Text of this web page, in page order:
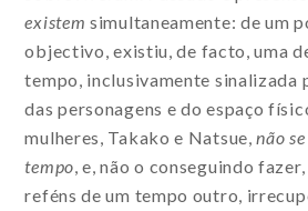
existem simultaneamente: de um
objectivo, existiu, de facto, uma
tempo, inclusivamente sinalizada
das personagens e do espaço
mulheres, Takako e Natsue, não
tempo , e, não o conseguindo
reféns de um tempo outro,